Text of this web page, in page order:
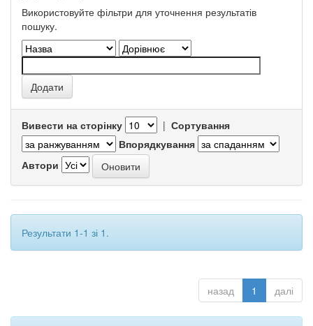
Використовуйте фільтри для уточнення результатів
пошуку.
Вивести на сторінку | Сортування
Впорядкування
Автори
Результати 1-1 зі 1.
назад 1 далі